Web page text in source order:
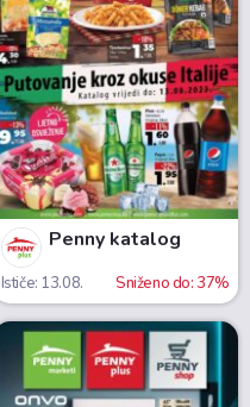
Penny katalog
Ističe: 13.08. Sniženo do: 37%